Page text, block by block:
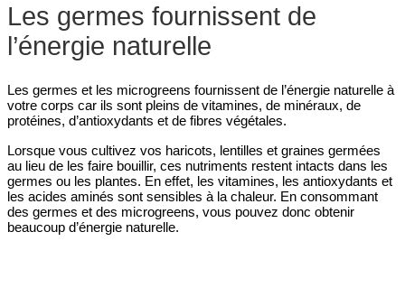
Les germes fournissent de
l’énergie naturelle
Les germes et les microgreens fournissent de l’énergie naturelle à
votre corps car ils sont pleins de vitamines, de minéraux, de
protéines, d’antioxydants et de fibres végétales.
Lorsque vous cultivez vos haricots, lentilles et graines germées
au lieu de les faire bouillir, ces nutriments restent intacts dans les
germes ou les plantes. En effet, les vitamines, les antioxydants et
les acides aminés sont sensibles à la chaleur. En consommant
des germes et des microgreens, vous pouvez donc obtenir
beaucoup d’énergie naturelle.